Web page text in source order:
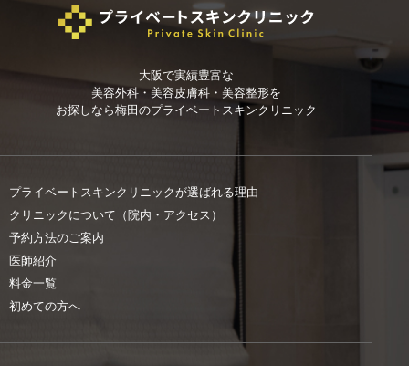
大阪で実績豊富な
美容外科・美容皮膚科・美容整形を
お探しなら梅田のプライベートスキンクリニック
プライベートスキンクリニックが選ばれる理由
クリニックについて（院内・アクセス）
予約方法のご案内
医師紹介
料金一覧
初めての方へ